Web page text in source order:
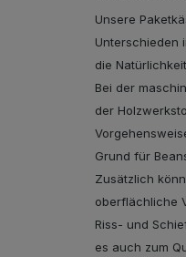
Unsere
Unterschieden
die
Bei der
der
Grund für
Zusätzlich
oberflächliche
Riss- und
es auch zum